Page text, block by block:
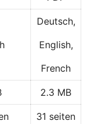
Deutsch,
English,
French
2.3 MB
31 seiten